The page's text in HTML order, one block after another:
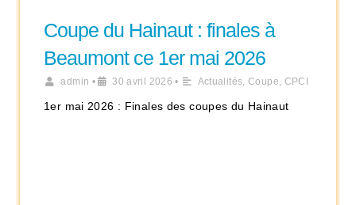
Coupe du Hainaut : finales à
Beaumont ce 1er mai 2026
admin • 30 avril 2026 • Actualités, Coupe, CPCI
1er mai 2026 : Finales des coupes du Hainaut